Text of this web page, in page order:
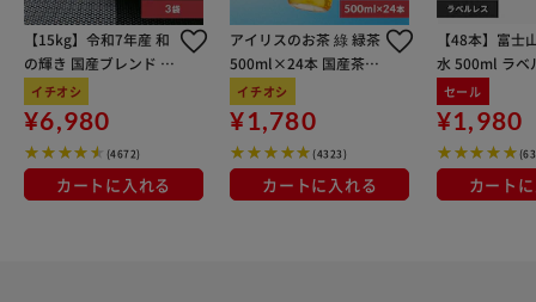
【15kg】令和7年産 和
の輝き 国産ブレンド 5
kg×3袋
イチオシ
¥6,980
(4672)
カートに入れる
アイリスのお茶 綠 緑茶
500ml×24本 国産茶葉
100％使用
イチオシ
¥1,780
(4323)
カートに入れる
【48本】富士
水 500ml ラベ
セール
¥1,980
カート